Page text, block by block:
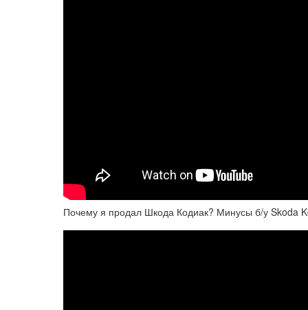
Почему я продал Шкода Кодиак? Минусы б/у Skoda